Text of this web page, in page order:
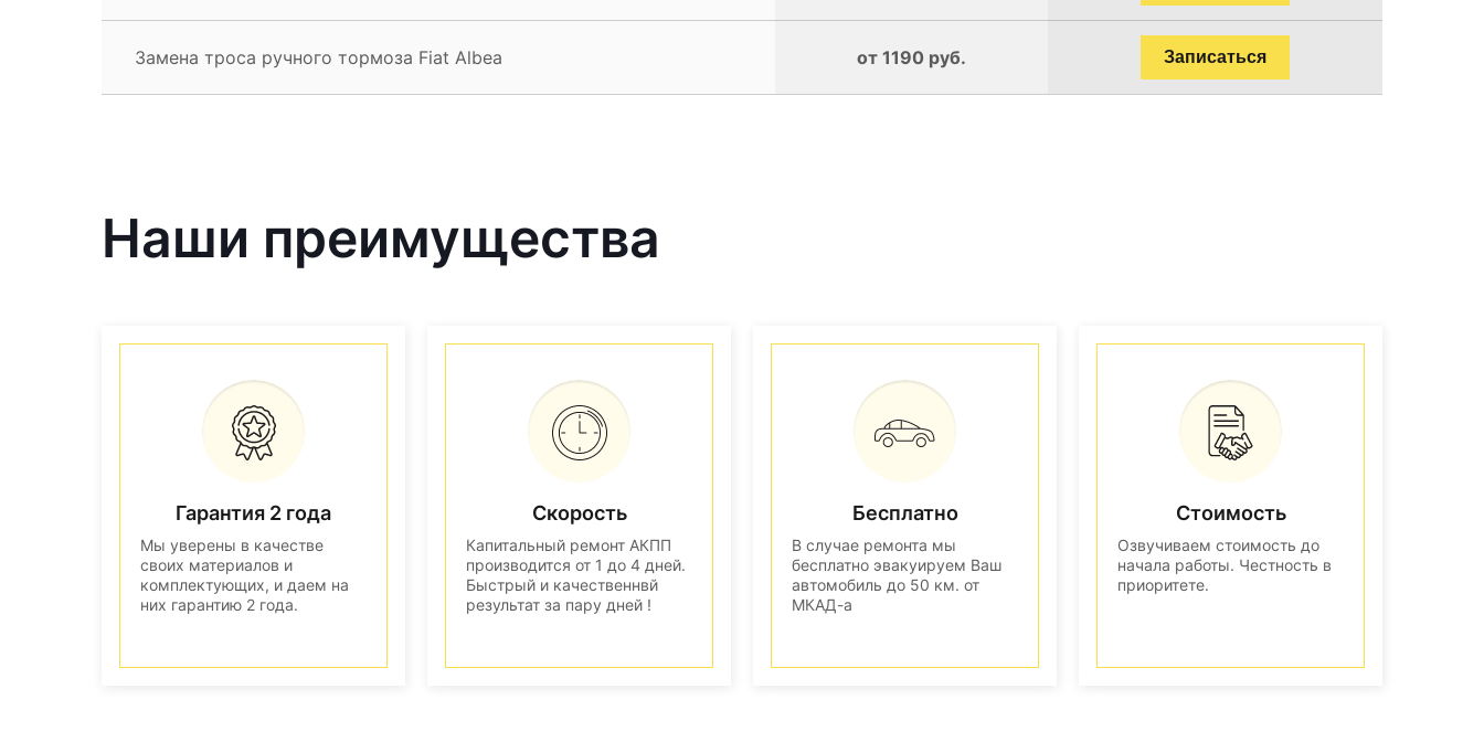
Замена троса ручного тормоза Fiat Albea от 1190 руб. Записаться
Наши преимущества
Гарантия 2 года
Мы уверены в качестве
своих материалов и
комплектующих, и даем на
них гарантию 2 года.
Скорость
Капитальный ремонт АКПП
производится от 1 до 4 дней.
Быстрый и качественнвй
результат за пару дней !
Бесплатно
В случае ремонта мы
бесплатно эвакуируем Ваш
автомобиль до 50 км. от
МКАД-а
Стоимость
Озвучиваем стоимость до
начала работы. Честность в
приоритете.